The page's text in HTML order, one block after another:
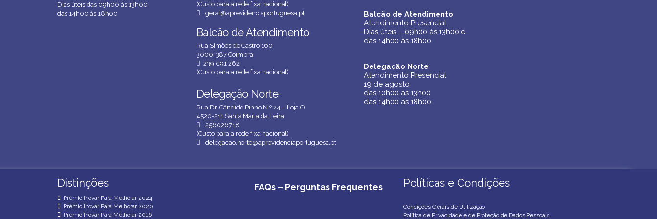
Dias úteis das 09h00 às 13h00
das 14h00 às 18h00
(Custo para a rede fixa nacional)
geral@aprevidenciaportuguesa.pt
Balcão de Atendimento
Balcão de Atendimento
Rua Simões de Castro 160
3000-387 Coimbra
239 091 262
(Custo para a rede fixa nacional)
Delegação Norte
Delegação Norte
Rua Dr. Cândido Pinho N.º 24 – Loja O
4520-211 Santa Maria da Feira
256026718
(Custo para a rede fixa nacional)
delegacao.norte@aprevidenciaportuguesa.pt
Balcão de Atendimento
Atendimento Presencial
Dias úteis – 09h00 às 13h00 e
das 14h00 às 18h00
Balcão de Atendimento
Atendimento Presencial
Dias úteis – 09h00 às 13h00 e
das 14h00 às 18h00
Delegação Norte
Atendimento Presencial
19 de agosto
das 10h00 às 13h00
das 14h00 às 18h00
Delegação Norte
Atendimento Presencial
19 de agosto
das 10h00 às 13h00
das 14h00 às 18h00
Distinções
Distinções
Prémio Inovar Para Melhorar 2024
Prémio Inovar Para Melhorar 2020
Prémio Inovar Para Melhorar 2016
FAQs – Perguntas Frequentes Políticas e Condições
Políticas e Condições
Condições Gerais de Utilização
Política de Privacidade e de Proteção de Dados Pessoais